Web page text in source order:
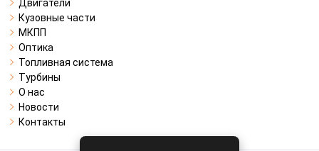
Двигатели
Кузовные части
МКПП
Оптика
Топливная система
Турбины
О нас
Новости
Контакты